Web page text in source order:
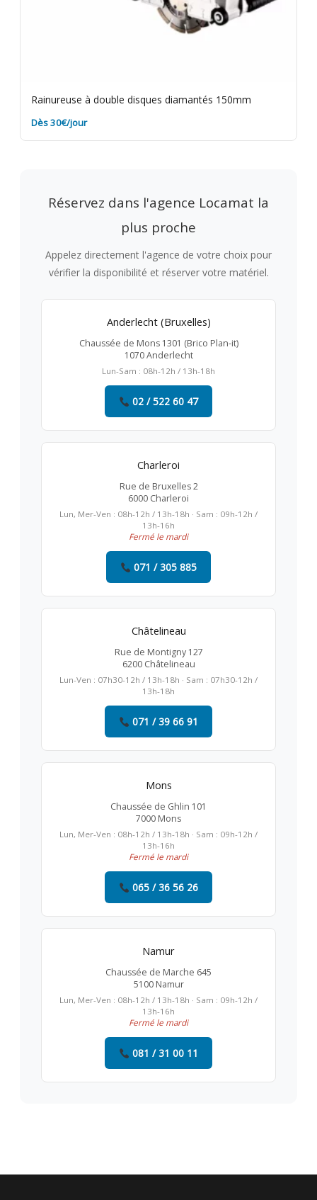
Rainureuse à double disques diamantés 150mm
Dès 30€/jour
Réservez dans l'agence Locamat la
plus proche
Appelez directement l'agence de votre choix pour
vérifier la disponibilité et réserver votre matériel.
Anderlecht (Bruxelles)
Chaussée de Mons 1301 (Brico Plan-it)
1070 Anderlecht
Lun-Sam : 08h-12h / 13h-18h
02 / 522 60 47
Charleroi
Rue de Bruxelles 2
6000 Charleroi
Lun, Mer-Ven : 08h-12h / 13h-18h · Sam : 09h-12h /
13h-16h
Fermé le mardi
071 / 305 885
Châtelineau
Rue de Montigny 127
6200 Châtelineau
Lun-Ven : 07h30-12h / 13h-18h · Sam : 07h30-12h /
13h-18h
071 / 39 66 91
Mons
Chaussée de Ghlin 101
7000 Mons
Lun, Mer-Ven : 08h-12h / 13h-18h · Sam : 09h-12h /
13h-16h
Fermé le mardi
065 / 36 56 26
Namur
Chaussée de Marche 645
5100 Namur
Lun, Mer-Ven : 08h-12h / 13h-18h · Sam : 09h-12h /
13h-16h
Fermé le mardi
081 / 31 00 11